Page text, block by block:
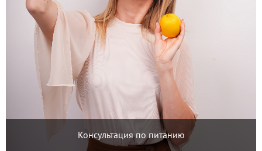
Консультация по питанию